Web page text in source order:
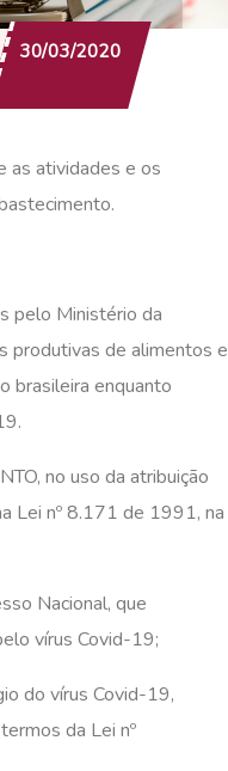
30/03/2020
as atividades e os
pelo Ministério da
produtivas de alimentos e
brasileira enquanto
no uso da atribuição
Lei nº 8.171 de 1991, na
Nacional, que
vírus Covid-19;
do vírus Covid-19,
da Lei nº